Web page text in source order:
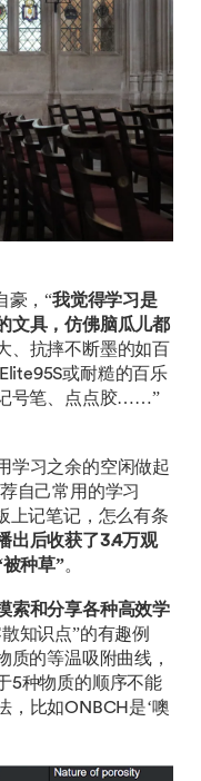
豪，“我觉得学习是
文具，仿佛脑瓜儿都
、抗摔不断墨的如百
或耐糙的百乐
号笔、点点胶……”
学习之余的空闲做起
自己常用的学习
上记笔记，怎么有条
出后收获了3.4万观
种草”。
索和分享各种高效学
知识点”的有趣例
质的等温吸附曲线，
5种物质的顺序不能
，比如ONBCH是‘噢